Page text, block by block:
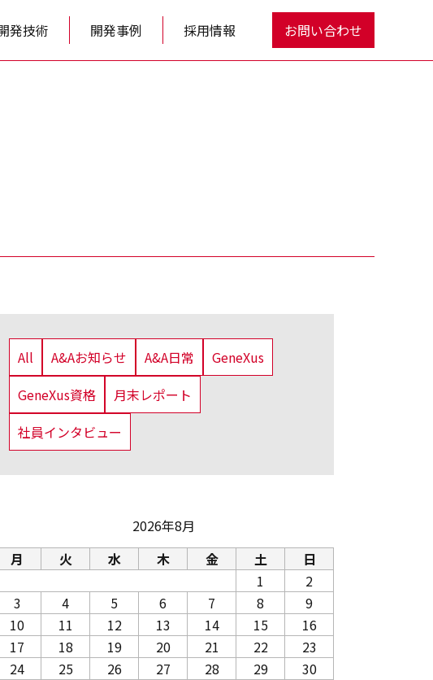
発技術 開発事例 採用情報 お問い合わせ
All A&Aお知らせ A&A日常
GeneXus
GeneXus資格
月末レポート
社員インタビュー
2026年8月
月
火 水 木 金 土 日
1
2
3
4 5 6 7 8
9
10
11 12 13 14 15
16
17
18 19 20 21 22
23
24
25 26 27 28 29
30